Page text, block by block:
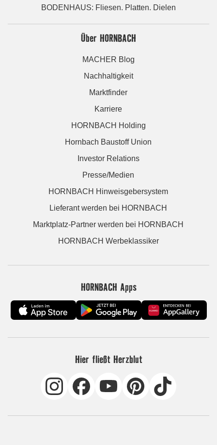
BODENHAUS: Fliesen. Platten. Dielen
Über HORNBACH
MACHER Blog
Nachhaltigkeit
Marktfinder
Karriere
HORNBACH Holding
Hornbach Baustoff Union
Investor Relations
Presse/Medien
HORNBACH Hinweisgebersystem
Lieferant werden bei HORNBACH
Marktplatz-Partner werden bei HORNBACH
HORNBACH Werbeklassiker
HORNBACH Apps
Hier fließt Herzblut